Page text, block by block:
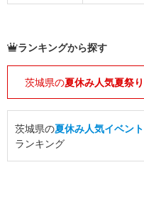
ランキングから探す
茨城県の夏休み人気夏祭り
茨城県の夏休み人気イベント
ランキング